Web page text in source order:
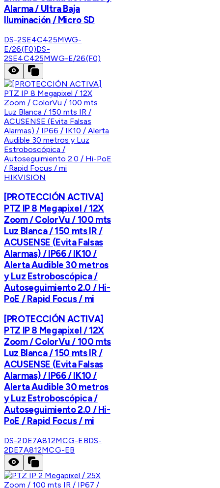
Alarma / Ultra Baja
Iluminación / Micro SD
DS-2SE4C425MWG-
E/26(F0)DS-
2SE4C425MWG-E/26(F0)
HIKVISION
[PROTECCIÓN ACTIVA]
PTZ IP 8 Megapixel / 12X
Zoom / ColorVu / 100 mts
Luz Blanca / 150 mts IR /
ACUSENSE (Evita Falsas
Alarmas) / IP66 / IK10 /
Alerta Audible 30 metros
y Luz Estroboscópica /
Autoseguimiento 2.0 / Hi-
PoE / Rapid Focus / mi
[PROTECCIÓN ACTIVA]
PTZ IP 8 Megapixel / 12X
Zoom / ColorVu / 100 mts
Luz Blanca / 150 mts IR /
ACUSENSE (Evita Falsas
Alarmas) / IP66 / IK10 /
Alerta Audible 30 metros
y Luz Estroboscópica /
Autoseguimiento 2.0 / Hi-
PoE / Rapid Focus / mi
DS-2DE7A812MCG-EBDS-
2DE7A812MCG-EB